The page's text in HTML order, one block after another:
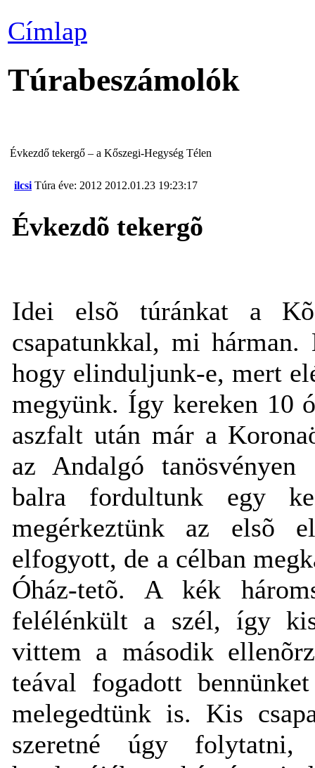
Címlap
Túrabeszámolók
Évkezdő tekergő – a Kőszegi-Hegység Télen
ilcsi Túra éve: 2012 2012.01.23 19:23:17
Évkezdõ tekergõ
Idei elsõ túránkat a
csapatunkkal, mi
hogy elinduljunk-e, mert
megyünk. Így kereken 10
aszfalt után már a
az Andalgó
balra fordultunk egy
megérkeztünk az elsõ
elfogyott, de a célban
Óház-tetõ. A kék
felélénkült a szél, így
vittem a második
teával fogadott
melegedtünk is. Kis
szeretné úgy